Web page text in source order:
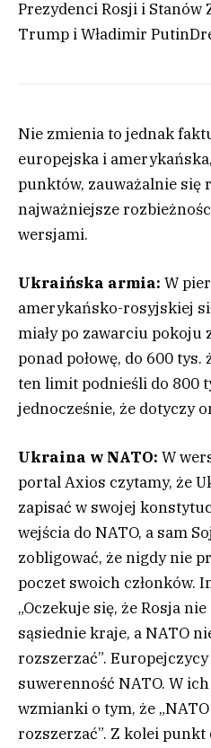
Prezydenci Rosji i Stanów
Trump i Władimir Putin
Nie zmienia to jednak
europejska i
punktów, zauważalnie się
najważniejsze
wersjami.
Ukraińska armia: W
amerykańsko-rosyjskiej
miały po zawarciu pokoju
ponad połowę, do 600
ten limit podnieśli do 800
jednocześnie, że dotyczy
Ukraina w NATO: W
portal Axios czytamy, że
zapisać w swojej
wejścia do NATO, a sam
zobligować, że nigdy nie
poczet swoich członków.
„Oczekuje się, że Rosja
sąsiednie kraje, a NATO
rozszerzać”.
suwerenność NATO. W
wzmianki o tym, że
rozszerzać”. Z kolei punkt